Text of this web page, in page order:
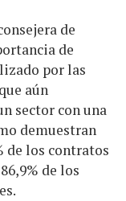
de
de
por las
aún
sector con una
demuestran
de los contratos
de los